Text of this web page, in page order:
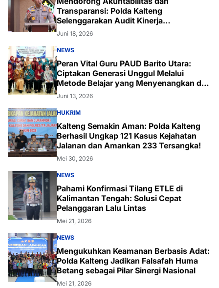
Transparansi: Polda Kalteng
Selenggarakan Audit Kinerja
Komprehensif Bersama Itwasum Polri
Juni 18, 2026
NEWS
Peran Vital Guru PAUD Barito Utara:
Ciptakan Generasi Unggul Melalui
Metode Belajar yang Menyenangkan dan
Inovatif
Juni 13, 2026
HUKRIM
Kalteng Semakin Aman: Polda Kalteng
Berhasil Ungkap 121 Kasus Kejahatan
Jalanan dan Amankan 233 Tersangka!
Mei 30, 2026
NEWS
Pahami Konfirmasi Tilang ETLE di
Kalimantan Tengah: Solusi Cepat
Pelanggaran Lalu Lintas
Mei 21, 2026
NEWS
Mengukuhkan Keamanan Berbasis Adat:
Polda Kalteng Jadikan Falsafah Huma
Betang sebagai Pilar Sinergi Nasional
Mei 21, 2026